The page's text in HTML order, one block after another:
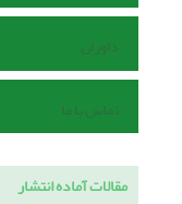
داوران
تماس با ما
مقالات آماده انتشار